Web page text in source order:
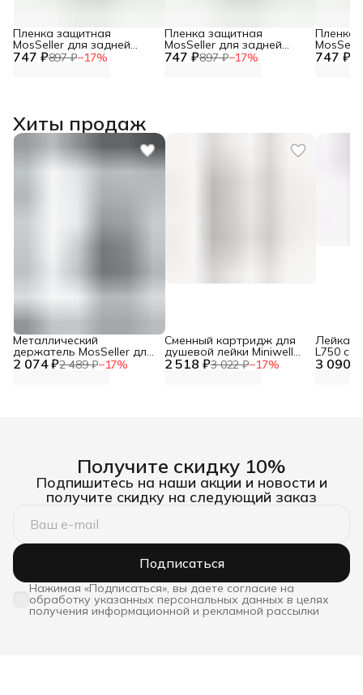
747 ₽897 ₽−17%
Пленка защитная
MosSeller для задней
панели для Motorola Razr 747 ₽897 ₽−17%
Пленка защитная
MosSeller для задней
панели для Motorola Razr 747 ₽
Пленка
панели
Хиты продаж
2 074 ₽2 489 ₽−17%
Металлический
держатель MosSeller для
смартфона с 2 518 ₽3 022 ₽−17%
Сменный картридж для
душевой лейки Miniwell
L750, угольный 3 090 ₽
Лейка
L750 со
Получите скидку 10%
Подпишитесь на наши акции и новости и
получите скидку на следующий заказ
Подписаться
Нажимая «Подписаться», вы даете согласие на
обработку указанных персональных данных в целях
получения информационной и рекламной рассылки